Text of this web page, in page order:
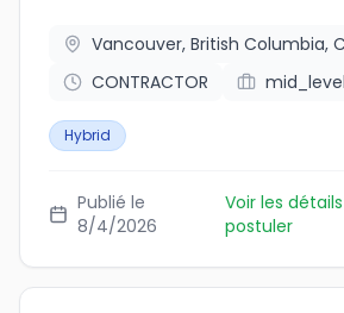
Vancouver, British Columbia,
CONTRACTOR
mid_level
Hybrid
Publié le
8/4/2026
Voir les
postuler